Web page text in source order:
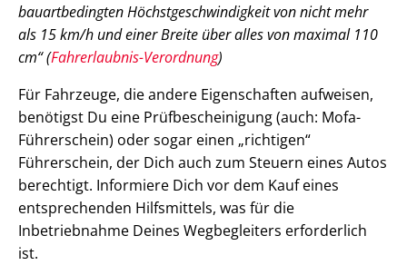
bauartbedingten Höchstgeschwindigkeit von nicht mehr
als 15 km/h und einer Breite über alles von maximal 110
cm“ (Fahrerlaubnis-Verordnung)
Für Fahrzeuge, die andere Eigenschaften aufweisen,
benötigst Du eine Prüfbescheinigung (auch: Mofa-
Führerschein) oder sogar einen „richtigen“
Führerschein, der Dich auch zum Steuern eines Autos
berechtigt. Informiere Dich vor dem Kauf eines
entsprechenden Hilfsmittels, was für die
Inbetriebnahme Deines Wegbegleiters erforderlich
ist.